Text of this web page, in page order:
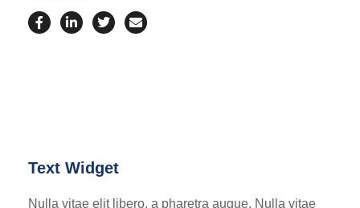
Text Widget
Nulla vitae elit libero, a pharetra augue. Nulla vitae